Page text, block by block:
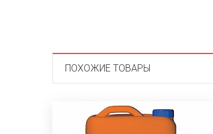
ПОХОЖИЕ ТОВАРЫ